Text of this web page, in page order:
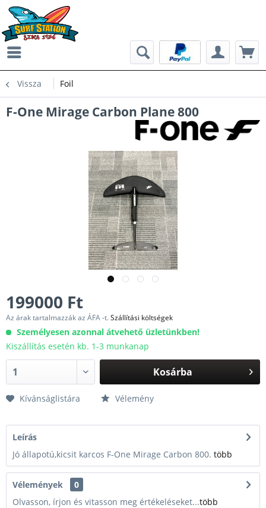
Vissza Foil
F-One Mirage Carbon Plane 800
199000 Ft
Az árak tartalmazzák az ÁFA -t.Szállítási költségek
Személyesen azonnal átvehető üzletünkben!
Kiszállítás esetén kb. 1-3 munkanap
Kosárba
Kívánságlistára Vélemény
Leírás
Jó állapotú,kicsit karcos F-One Mirage Carbon 800. több
Vélemények
0
Olvasson, írjon és vitasson meg értékeléseket...több